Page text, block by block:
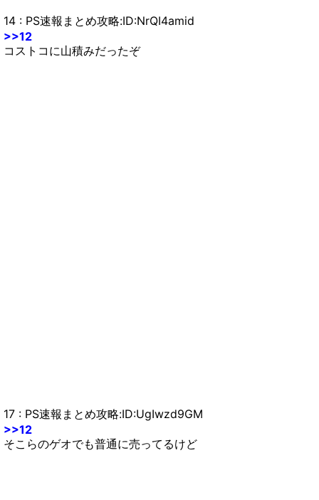
14 : PS速報まとめ攻略:ID:NrQI4amid
>>12
コストコに山積みだったぞ
17 : PS速報まとめ攻略:ID:UgIwzd9GM
>>12
そこらのゲオでも普通に売ってるけど